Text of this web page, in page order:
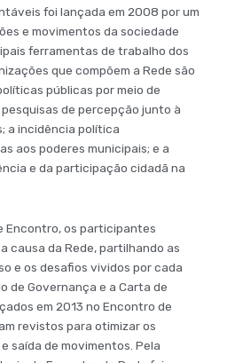
foi lançada em 2008 por um
e movimentos da sociedade
ferramentas de trabalho dos
que compõem a Rede são
públicas por meio de
de percepção junto à
a incidência política
aos poderes municipais; e a
e da participação cidadã na
Encontro, os participantes
causa da Rede, partilhando as
e os desafios vividos por cada
de Governança e a Carta de
em 2013 no Encontro de
revistos para otimizar os
saída de movimentos. Pela